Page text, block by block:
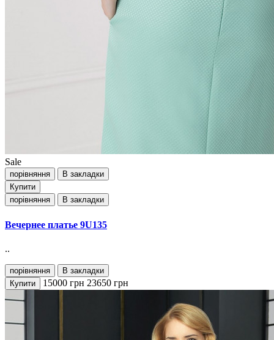
Sale
порівняння
В закладки
Купити
порівняння
В закладки
Вечернее платье 9U135
..
порівняння
В закладки
Купити
15000 грн 23650 грн